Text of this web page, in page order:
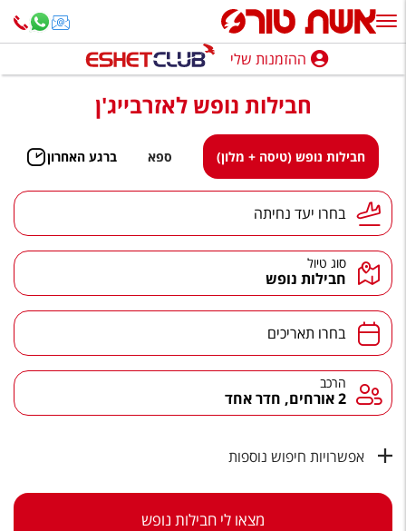
ההזמנות שלי
נופש בארץ
חופשה לפי סגנון
מלונות באילת
טיולים מאורגנים
סגנונות טיול
הרגע האחרון
חבילות בריאות וספא
טיסות לחו"ל
מלונות בחו"ל
ההזמנות שלי
חבילות נופש לאזרבייג'ן
חבילות נופש (טיסה + מלון) ספא ברגע האחרון
יעד נחיתהבחרו יעד נחיתה
סוג טיול
חבילות נופש
תאריכים בחרו תאריכים
הרכב הרכב
2 אורחים, חדר אחד
אפשרויות חיפוש נוספות
מצאו לי חבילות נופש